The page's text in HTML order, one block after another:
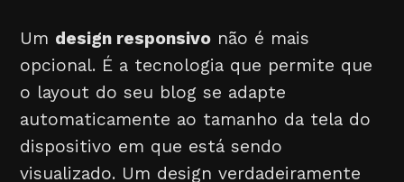
Um design responsivo não é mais
opcional. É a tecnologia que permite que
o layout do seu blog se adapte
automaticamente ao tamanho da tela do
dispositivo em que está sendo
visualizado. Um design verdadeiramente